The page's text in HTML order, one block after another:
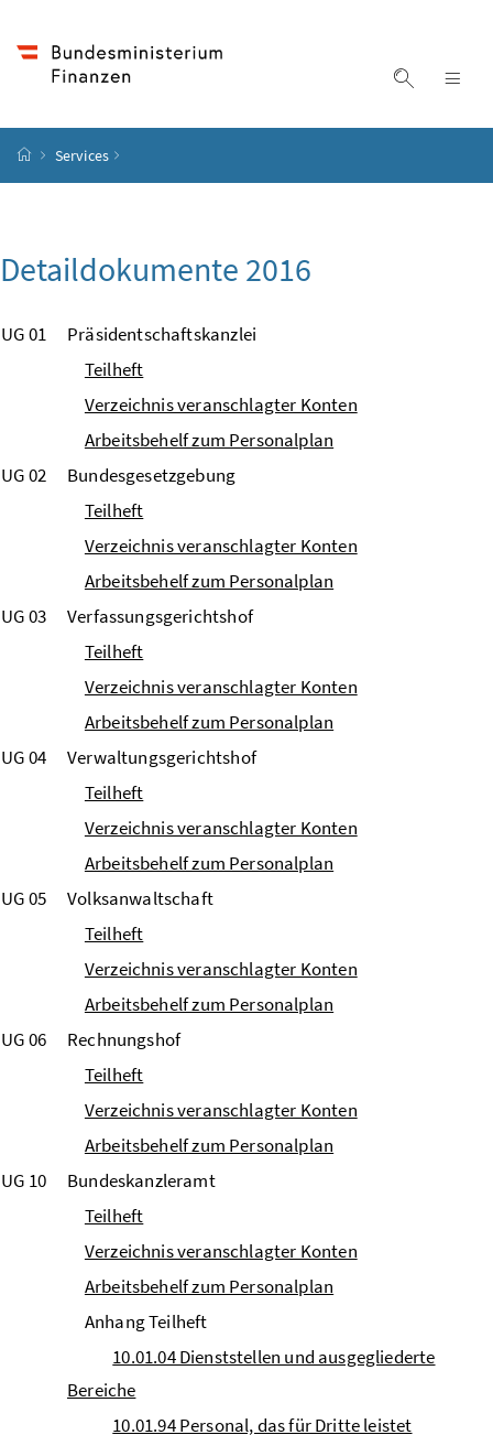
Suche
Startseite
Services
Detaildokumente 2016
UG 01
Präsidentschaftskanzlei
Teilheft
Verzeichnis veranschlagter Konten
Arbeitsbehelf zum Personalplan
UG 02
Bundesgesetzgebung
Teilheft
Verzeichnis veranschlagter Konten
Arbeitsbehelf zum Personalplan
UG 03
Verfassungsgerichtshof
Teilheft
Verzeichnis veranschlagter Konten
Arbeitsbehelf zum Personalplan
UG 04
Verwaltungsgerichtshof
Teilheft
Verzeichnis veranschlagter Konten
Arbeitsbehelf zum Personalplan
UG 05
Volksanwaltschaft
Teilheft
Verzeichnis veranschlagter Konten
Arbeitsbehelf zum Personalplan
UG 06
Rechnungshof
Teilheft
Verzeichnis veranschlagter Konten
Arbeitsbehelf zum Personalplan
UG 10
Bundeskanzleramt
Teilheft
Verzeichnis veranschlagter Konten
Arbeitsbehelf zum Personalplan
Anhang Teilheft
10.01.04 Dienststellen und ausgegliederte
Bereiche
10.01.94 Personal, das für Dritte leistet